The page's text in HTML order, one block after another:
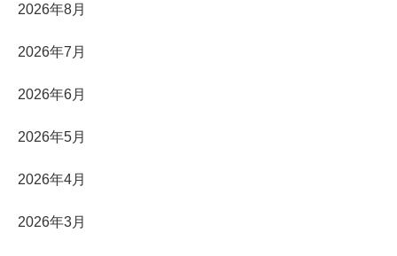
2026年8月
2026年7月
2026年6月
2026年5月
2026年4月
2026年3月